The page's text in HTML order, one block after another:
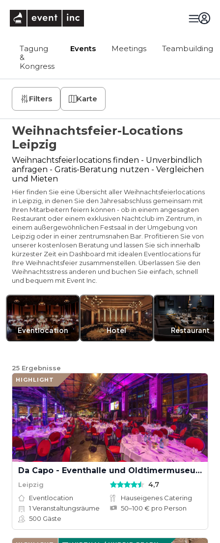
Tagung
&
Kongress
Events Meetings Teambuilding
Filters Karte
Weihnachtsfeier-Locations
Leipzig
Weihnachtsfeierlocations finden - Unverbindlich
anfragen - Gratis-Beratung nutzen - Vergleichen
und Mieten
Hier finden Sie eine Übersicht aller Weihnachtsfeierlocations
in Leipzig, in denen Sie den Jahresabschluss gemeinsam mit
Ihren Mitarbeitern feiern können - ob in einem angesagten
Restaurant oder einem exklusiven Nachtclub im Zentrum, in
einem außergewöhnlichen Festsaal in der Umgebung von
Leipzig oder in einer zentrumsnahen Bar. Profitieren Sie von
unserer kostenlosen Beratung und lassen Sie sich innerhalb
kürzester Zeit ein Dashboard mit idealen Eventlocations für
Ihre Weihnachtsfeier zusammenstellen. Überlassen Sie den
Weihnachtsstress anderen und buchen Sie einfach, schnell
und bequem mit Event Inc.
Eventlocation Hotel Restaurant
25 Ergebnisse
HIGHLIGHT
Da Capo - Eventhalle und Oldtimermuseum
Leipzig 4,7
Eventlocation
Hauseigenes Catering
1 Veranstaltungsräume
50–100 € pro Person
500 Gäste